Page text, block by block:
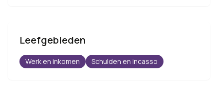
Leefgebieden
Werk en inkomen Schulden en incasso